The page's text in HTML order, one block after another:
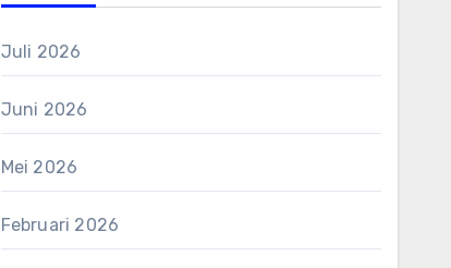
Juli 2026
Juni 2026
Mei 2026
Februari 2026